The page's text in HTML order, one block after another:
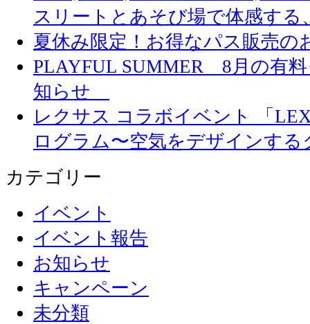
スリートとあそび場で体感する
夏休み限定！お得なパス販売の
PLAYFUL SUMMER 8月の有
知らせ
レクサス コラボイベント 「
ログラム〜空気をデザインす
カテゴリー
イベント
イベント報告
お知らせ
キャンペーン
未分類